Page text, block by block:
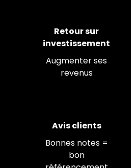
Retour sur
investissement
Augmenter ses
revenus
Avis clients
Bonnes notes =
bon